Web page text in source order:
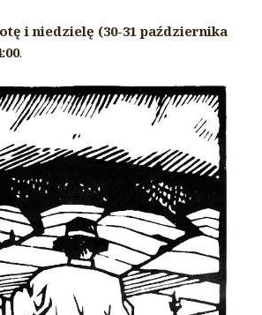
i niedzielę (30-31 października
.